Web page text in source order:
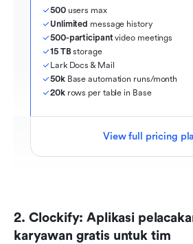
500 users max
Unlimited message history
500-participant video meetings
15 TB storage
Lark Docs & Mail
50k Base automation runs/month
20k rows per table in Base
View full pricing
2. Clockify: Aplikasi
karyawan gratis untuk tim